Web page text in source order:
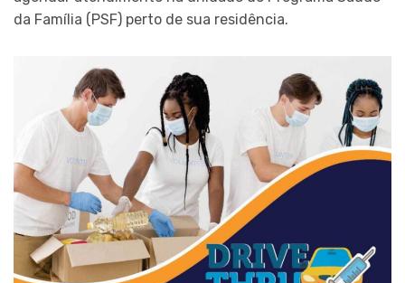
da Família (PSF) perto de sua residência.